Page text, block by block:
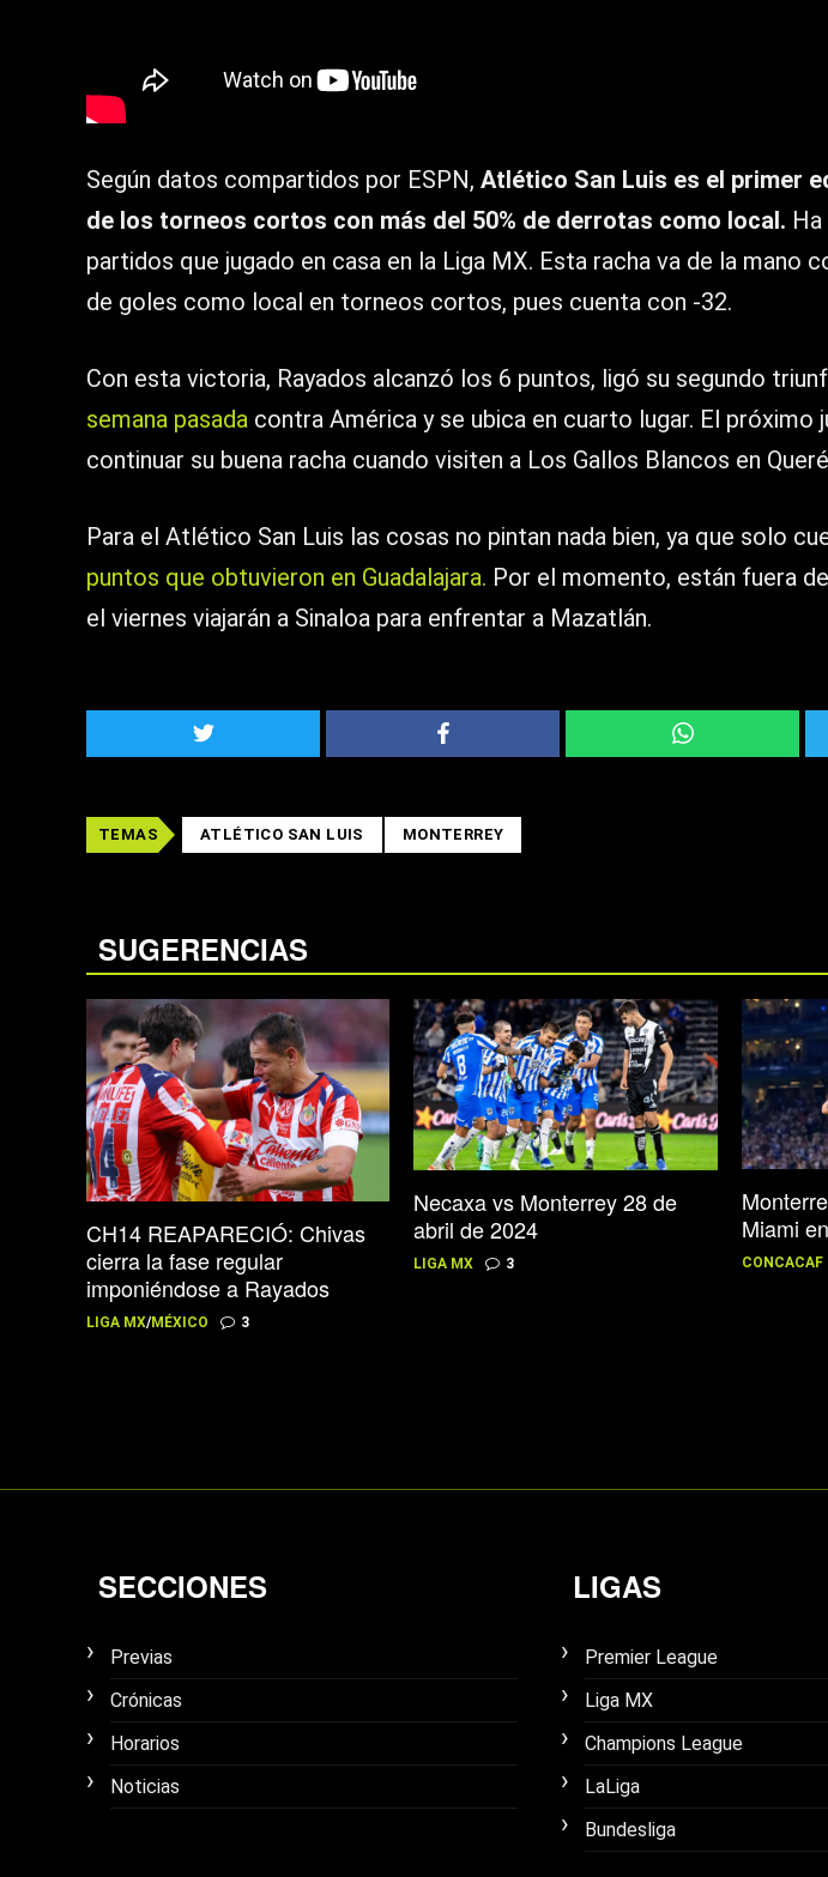
Según datos compartidos por ESPN, Atlético San Luis es el primer
de los torneos cortos con más del 50% de derrotas como local.
partidos que jugado en casa en la Liga MX. Esta racha va de la mano
de goles como local en torneos cortos, pues cuenta con -32.
Con esta victoria, Rayados alcanzó los 6 puntos, ligó su segundo
semana pasada contra América y se ubica en cuarto lugar. El próximo
continuar su buena racha cuando visiten a Los Gallos Blancos en
Para el Atlético San Luis las cosas no pintan nada bien, ya que solo
puntos que obtuvieron en Guadalajara. Por el momento, están fuera
el viernes viajarán a Sinaloa para enfrentar a Mazatlán.
TEMAS ATLÉTICO SAN LUIS MONTERREY
SUGERENCIAS
CH14 REAPARECIÓ: Chivas
cierra la fase regular
imponiéndose a Rayados
LIGA MX/MÉXICO 3
Necaxa vs Monterrey 28 de
abril de 2024
LIGA MX 3
Miami
CONCACAF
SECCIONES
Previas
Crónicas
Horarios
Noticias
LIGAS
Premier League
Liga MX
Champions League
LaLiga
Bundesliga